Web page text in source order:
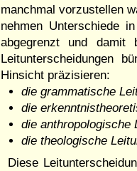
manchmal vorzustellen
nehmen Unter­schie­de
abgegrenzt und
Leitunter­scheidungen
Hinsicht präzisieren:
die grammatische
die
die
die theologische
Diese